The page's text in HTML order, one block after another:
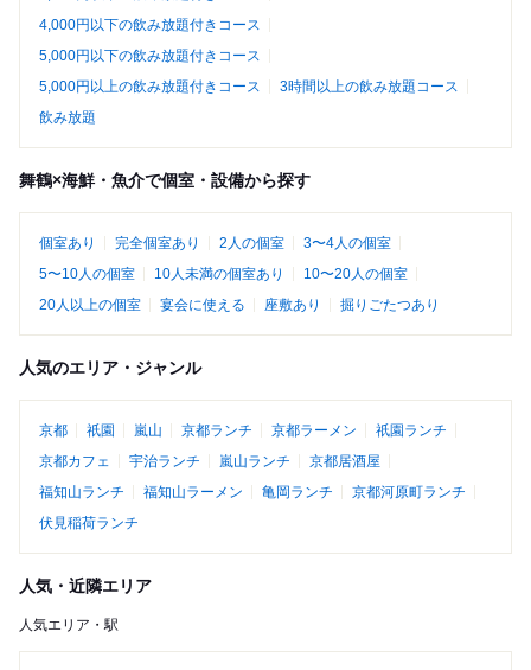
4,000円以下の飲み放題付きコース
5,000円以下の飲み放題付きコース
5,000円以上の飲み放題付きコース
3時間以上の飲み放題コース
飲み放題
舞鶴×海鮮・魚介で個室・設備から探す
個室あり 完全個室あり 2人の個室
3〜4人の個室
5〜10人の個室
10人未満の個室あり
10〜20人の個室
20人以上の個室
宴会に使える 座敷あり 掘りごたつあり
人気のエリア・ジャンル
京都 祇園 嵐山 京都ランチ 京都ラーメン
祇園ランチ
京都カフェ
宇治ランチ 嵐山ランチ
京都居酒屋
福知山ランチ
福知山ラーメン 亀岡ランチ
京都河原町ランチ
伏見稲荷ランチ
人気・近隣エリア
人気エリア・駅